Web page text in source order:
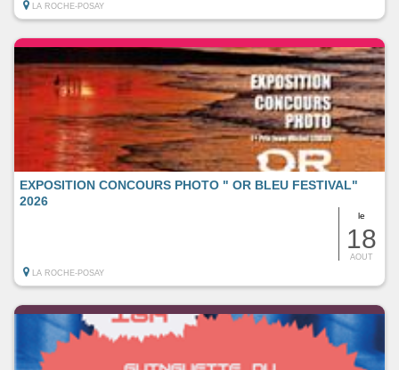
LA ROCHE-POSAY
le
18
AOUT
EXPOSITION CONCOURS PHOTO " OR BLEU FESTIVAL"
2026
LA ROCHE-POSAY